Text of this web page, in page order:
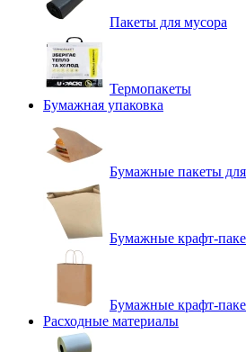
Пакеты для мусора
Термопакеты
Бумажная упаковка
Бумажные пакеты
Бумажные крафт-
Бумажные крафт-
Расходные материалы